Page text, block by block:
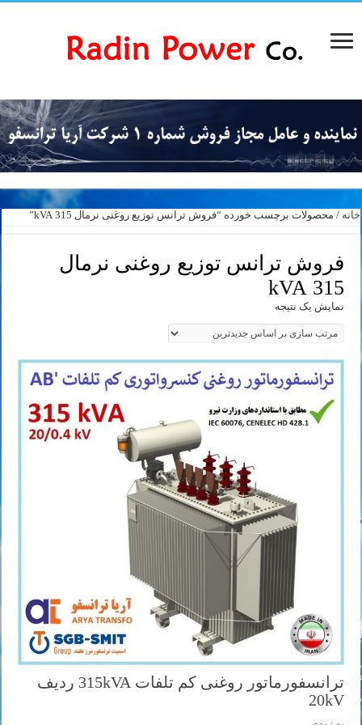
خانه / محصولات برچسب خورده “فروش ترانس توزیع روغنی نرمال 315 kVA”
فروش ترانس توزیع روغنی نرمال
315 kVA
نمایش یک نتیجه
ترانسفورماتور روغنی کم تلفات 315kVA ردیف
20kV